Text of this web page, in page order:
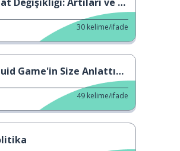
30 kelime/ifade
Game'in Size Anlattıkları
49 kelime/ifade